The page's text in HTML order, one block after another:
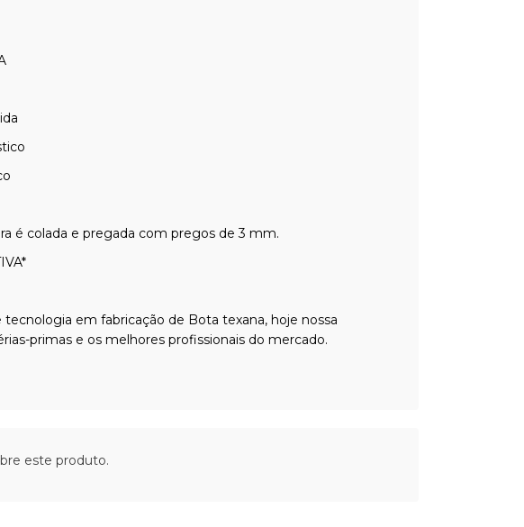
é colada e pregada com pregos de 3 mm.
em fabricação de Bota texana, hoje nossa
primas e os melhores profissionais do mercado.
este produto.